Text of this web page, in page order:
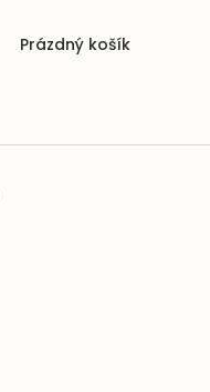
Nákupní
Prázdný košík